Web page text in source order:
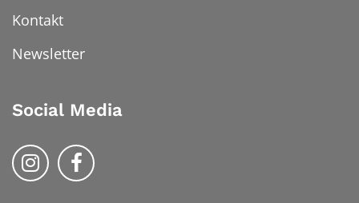
Kontakt
Newsletter
Social Media
Bistum Trier auf Instragram
Bistum Trier auf Facebook